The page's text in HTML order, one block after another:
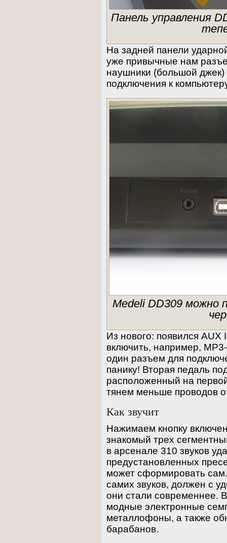
Панель управления
На задней панели
уже привычные нам
наушники (большой
подключения к
Medeli DD309 можно
Из нового: появился
включить, например,
один разъем для
панику! Вторая педаль
расположенный на
тянем меньше проводов
Как звучит
Нажимаем кнопку
знакомый трех
в арсенале 310 звуков
предустановленных
может сформировать сам.
самих звуков, должен с
они стали современнее.
модные электронные
металлофоны, а также
барабанов.